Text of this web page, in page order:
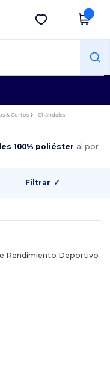
Descargar app
& Cortos Chándales
100% poliéster al por
Filtrar ✓
Rendimiento Deportivo